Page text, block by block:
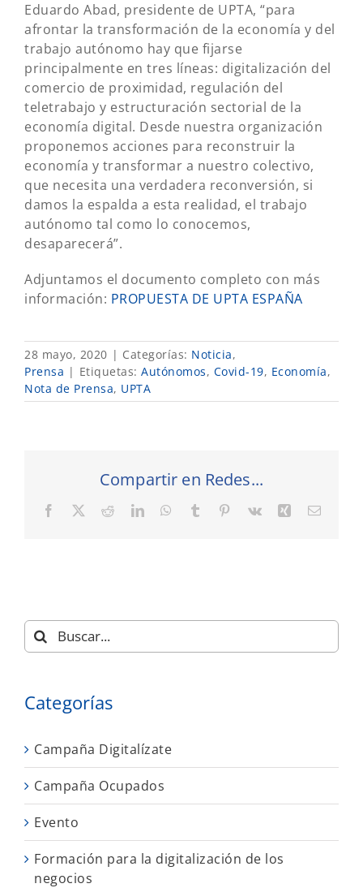
Eduardo Abad, presidente de UPTA, “para
afrontar la transformación de la economía y del
trabajo autónomo hay que fijarse
principalmente en tres líneas: digitalización del
comercio de proximidad, regulación del
teletrabajo y estructuración sectorial de la
economía digital. Desde nuestra organización
proponemos acciones para reconstruir la
economía y transformar a nuestro colectivo,
que necesita una verdadera reconversión, si
damos la espalda a esta realidad, el trabajo
autónomo tal como lo conocemos,
desaparecerá”.
Adjuntamos el documento completo con más
información: PROPUESTA DE UPTA ESPAÑA
28 mayo, 2020 | Categorías: Noticia,
Prensa | Etiquetas: Autónomos, Covid-19, Economía,
Nota de Prensa, UPTA
Compartir en Redes...
Facebook RedditLinkedInWhatsApp
Tumblr Pinterest
Vk XingCorreo
Buscar:
Categorías
Campaña Digitalízate
Campaña Ocupados
Evento
Formación para la digitalización de los
negocios